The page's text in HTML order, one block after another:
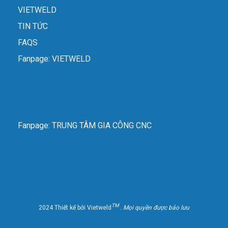
Hành động chính của máy có thể được cấu hình, chẳng
thủ công.
Tiếng trung / tiếng anh
VIETWELD
TIN TỨC
FAQS
Fanpage: VIETWELD
Fanpage: TRUNG TÂM GIA CÔNG CNC
2024 Thiết kế bởi Vietweld TM. Mọi quyền được bảo lưu